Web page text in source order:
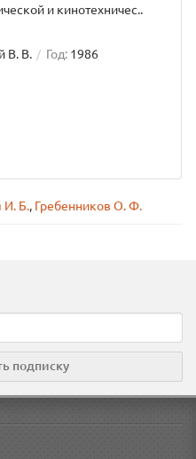
и кинотехничес..
В. В. Год: 1986
И. Б., Гребенников О. Ф.
подписку